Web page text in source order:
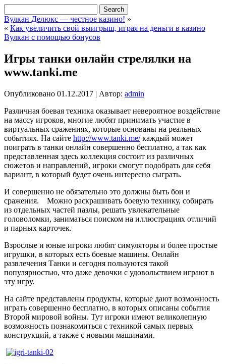
Вулкан Делюкс — честное казино! »
« Как увеличить свой выигрыш, играя на деньги в казино
Вулкан с помощью бонусов
Игры танки онлайн стрелялки на
www.tanki.me
Опубликовано 01.12.2017 | Автор: admin
Различная боевая техника оказывает невероятное воздействие
на массу игроков, многие любят принимать участие в
виртуальных сражениях, которые основаны на реальных
событиях. На сайте http://www.tanki.me/каждый может
поиграть в танки онлайн совершенно бесплатно, а так как
представленная здесь коллекция состоит из различных
сюжетов и направлений, игроки смогут подобрать для себя
вариант, в который будет очень интересно сыграть.
И совершенно не обязательно это должны быть бои и
сражения. Можно раскрашивать боевую технику, собирать
из отдельных частей пазлы, решать увлекательные
головоломки, заниматься поиском на иллюстрациях отличий
и парных карточек.
Взрослые и юные игроки любят симуляторы и более простые
игрушки, в которых есть боевые машины. Онлайн
развлечения Танки и сегодня пользуются такой
популярностью, что даже девочки с удовольствием играют в
эту игру.
На сайте представлены продукты, которые дают возможность
играть совершенно бесплатно, в которых описаны события
Второй мировой войны. Тут игроки имеют великолепную
возможность познакомиться с техникой самых первых
конструкций, а также с новыми машинами.